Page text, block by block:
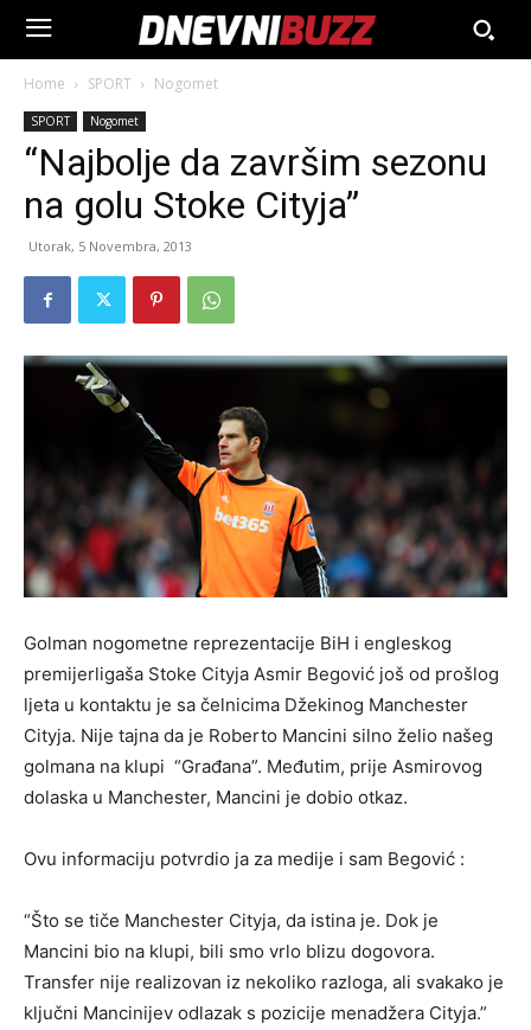
Home SPORT Nogomet
SPORT Nogomet
“Najbolje da završim sezonu
na golu Stoke Cityja”
Utorak, 5 Novembra, 2013
Golman nogometne reprezentacije BiH i engleskog
premijerligaša Stoke Cityja Asmir Begović još od prošlog
ljeta u kontaktu je sa čelnicima Džekinog Manchester
Cityja. Nije tajna da je Roberto Mancini silno želio našeg
golmana na klupi “Građana”. Međutim, prije Asmirovog
dolaska u Manchester, Mancini je dobio otkaz.
Ovu informaciju potvrdio ja za medije i sam Begović :
“Što se tiče Manchester Cityja, da istina je. Dok je
Mancini bio na klupi, bili smo vrlo blizu dogovora.
Transfer nije realizovan iz nekoliko razloga, ali svakako je
ključni Mancinijev odlazak s pozicije menadžera Cityja.”